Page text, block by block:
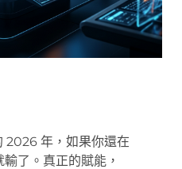
年，如果你還在
了。真正的賦能，